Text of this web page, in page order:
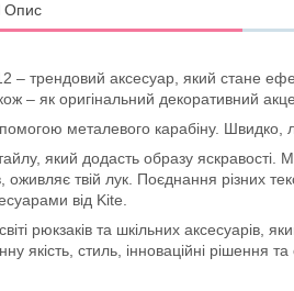
Опис
– трендовий аксесуар, який стане
– як оригінальний декоративний
металевого карабіну. Швидко,
який додасть образу яскравості.
оживляє твій лук. Поєднання різних
від Kite.
рюкзаків та шкільних аксесуарів,
якість, стиль, інноваційні рішення